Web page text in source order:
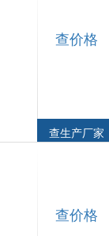
查价格
查生产厂家
查价格